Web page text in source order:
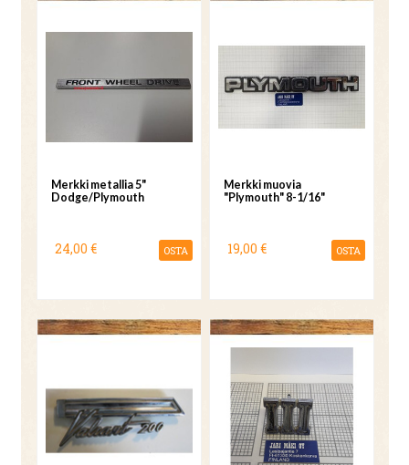
Merkki metallia 5"
Dodge/Plymouth
24,00 € OSTA
Merkki muovia
"Plymouth" 8-1/16"
19,00 € OSTA